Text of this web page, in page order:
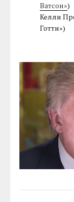
Ватсон»)
Келли
Готти»)